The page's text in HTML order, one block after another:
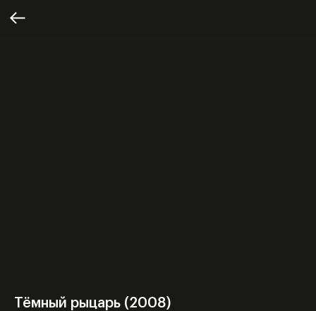
Тёмный рыцарь (2008)